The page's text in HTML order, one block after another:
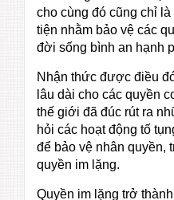
cho cùng đó cũng chỉ
tiện nhằm bảo vệ các
đời sống bình an hạnh
Nhận thức được điều
lâu dài cho các quyền
thế giới đã đúc rút ra
hỏi các hoạt động tố
để bảo vệ nhân quyền,
quyền im lặng.
Quyền im lặng trở